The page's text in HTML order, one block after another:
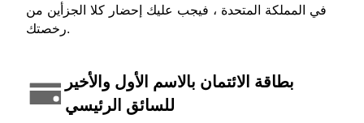
في المملكة المتحدة ، فيجب عليك إحضار كلا الجزأين من
رخصتك.
بطاقة الائتمان بالاسم الأول والأخير
للسائق الرئيسي